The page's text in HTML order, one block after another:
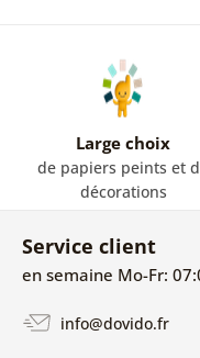
Large choix
de papiers peints et
décorations
Service client
en semaine Mo-Fr:
info@dovido.fr